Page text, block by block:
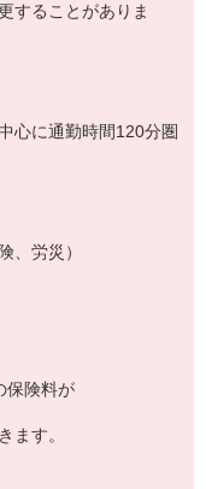
することがありま
心に通勤時間120分圏
、労災）
保険料が
ます。